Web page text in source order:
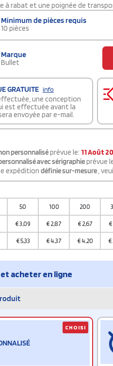
à rabat et une poignée de
Minimum de pièces requis
10 pièces
Marque
Bullet
GRATUITE info
une conception
est effectuée avant la
envoyée par e-mail.
personnaliséprévue le: 11 Août
avec sérigraphieprévue
expédition définie sur-mesure,
50 100 200
€3,09 € 2,87 € 2,67 €
€5,33 € 4,37 € 4,20 €
acheter en ligne
CHOISI